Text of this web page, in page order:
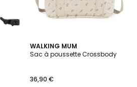
WALKING MUM
Sac à poussette Crossbody
36,90 €